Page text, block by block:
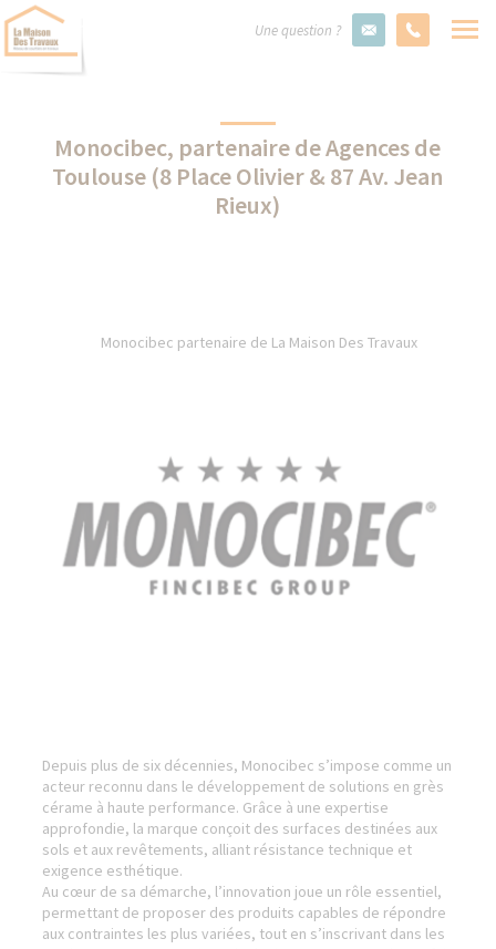
Une question ?
Monocibec, partenaire de Agences de
Toulouse (8 Place Olivier & 87 Av. Jean
Rieux)
Monocibec partenaire de La Maison Des Travaux
Depuis plus de six décennies, Monocibec s’impose comme un
acteur reconnu dans le développement de solutions en grès
cérame à haute performance. Grâce à une expertise
approfondie, la marque conçoit des surfaces destinées aux
sols et aux revêtements, alliant résistance technique et
exigence esthétique.
Au cœur de sa démarche, l’innovation joue un rôle essentiel,
permettant de proposer des produits capables de répondre
aux contraintes les plus variées, tout en s’inscrivant dans les